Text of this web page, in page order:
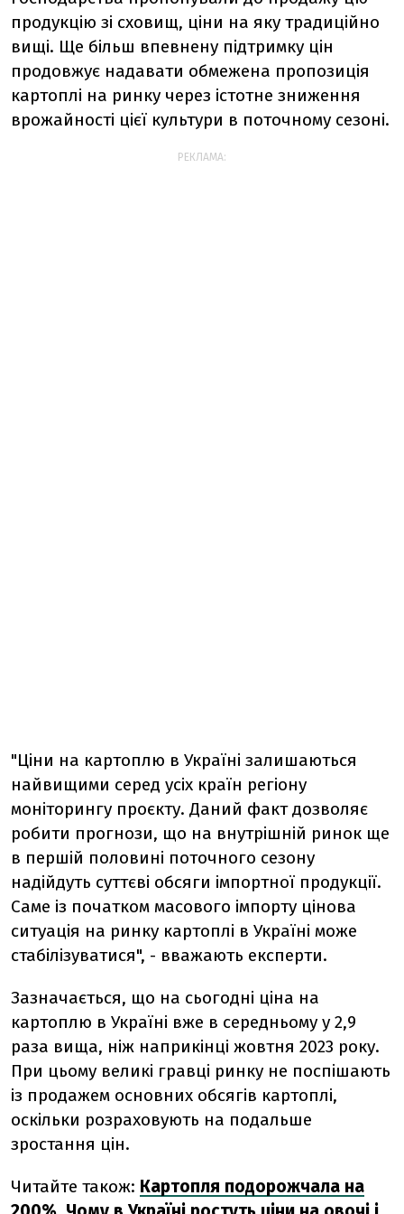
продукцію зі сховищ, ціни на яку традиційно
вищі. Ще більш впевнену підтримку цін
продовжує надавати обмежена пропозиція
картоплі на ринку через істотне зниження
врожайності цієї культури в поточному сезоні.
РЕКЛАМА:
"Ціни на картоплю в Україні залишаються
найвищими серед усіх країн регіону
моніторингу проєкту. Даний факт дозволяє
робити прогнози, що на внутрішній ринок ще
в першій половині поточного сезону
надійдуть суттєві обсяги імпортної продукції.
Саме із початком масового імпорту цінова
ситуація на ринку картоплі в Україні може
стабілізуватися", - вважають експерти.
Зазначається, що на сьогодні ціна на
картоплю в Україні вже в середньому у 2,9
раза вища, ніж наприкінці жовтня 2023 року.
При цьому великі гравці ринку не поспішають
із продажем основних обсягів картоплі,
оскільки розраховують на подальше
зростання цін.
Читайте також: Картопля подорожчала на